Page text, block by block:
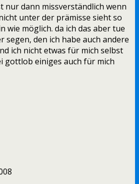
nur dann missverständlich wenn
unter der prämisse sieht so
wie möglich. da ich das aber tue
segen, den ich habe auch andere
ich nicht etwas für mich selbst
gottlob einiges auch für mich